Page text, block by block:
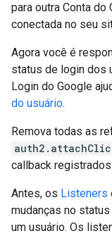
para outra Conta
conectada no seu
Agora você é
status de login dos
Login do Google
do usuário.
Remova todas as
callback registrados.
Antes, os Listeners
mudanças no
um usuário. Os